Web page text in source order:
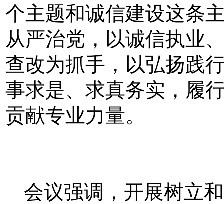
个主题和诚信建设这条
从严治党，以诚信执业
查改为抓手，以弘扬践
事求是、求真务实，履
贡献专业力量。
会议强调，开展树立